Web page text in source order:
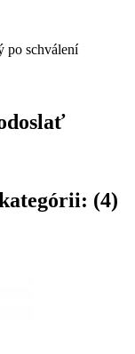
po schválení
(4)